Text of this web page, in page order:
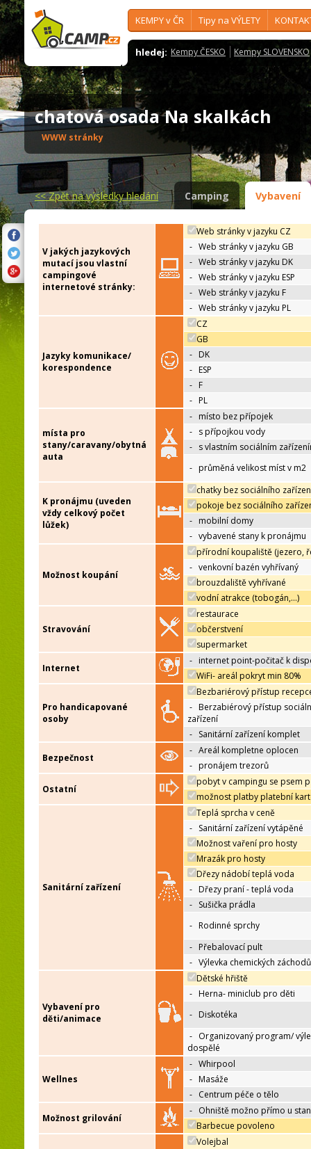
KEMPY v ČR Tipy na VÝLETY
hledej: Kempy ČESKO Kempy SLOVENSKO
chatová osada Na skalkách
WWW stránky
<<Zpět na výsledky hledání Camping Vybavení
V jakých jazykových
mutací jsou vlastní
campingové
internetové stránky:
Web stránky v jazyku CZ
- Web stránky v jazyku GB
- Web stránky v jazyku DK
- Web stránky v jazyku ESP
- Web stránky v jazyku F
- Web stránky v jazyku PL
Jazyky komunikace/
korespondence
CZ
GB
- DK
- ESP
- F
- PL
místa pro
stany/caravany/obytná
auta
- místo bez přípojek
- s přípojkou vody
- s vlastním sociálním
- průměná velikost míst v m2
K pronájmu (uveden
vždy celkový počet
lůžek)
chatky bez sociálního
pokoje bez sociálního
- mobilní domy
- vybavené stany k pronájmu
Možnost koupání
přírodní koupaliště (jezero,
- venkovní bazén vyhřívaný
brouzdaliště vyhřívané
vodní atrakce (tobogán,…)
Stravování
restaurace
občerstvení
supermarket
Internet
- internet point-počitač k
WiFi- areál pokryt min 80%
Pro handicapované
osoby
Bezbariérový přístup
- Berzabiérový přístup
zařízení
- Sanitární zařízení komplet
Bezpečnost
- Areál kompletne oplocen
- pronájem trezorů
Ostatní
pobyt v campingu se psem
možnost platby platební
Sanitární zařízení
Teplá sprcha v ceně
- Sanitární zařízení vytápěné
Možnost vaření pro hosty
Mrazák pro hosty
Dřezy nádobí teplá voda
- Dřezy praní - teplá voda
- Sušička prádla
- Rodinné sprchy
- Přebalovací pult
- Výlevka chemických záchodů
Vybavení pro
děti/animace
Dětské hřiště
- Herna- miniclub pro děti
- Diskotéka
- Organizovaný program/
dospělé
Wellnes
- Whirpool
- Masáže
- Centrum péče o tělo
Možnost grilování
- Ohniště možno přímo u
Barbecue povoleno
Volejbal